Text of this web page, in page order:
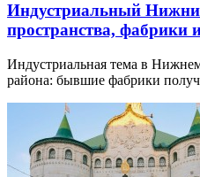
Индустриальный
пространства, фабрики
Индустриальная тема в
района: бывшие фабрики